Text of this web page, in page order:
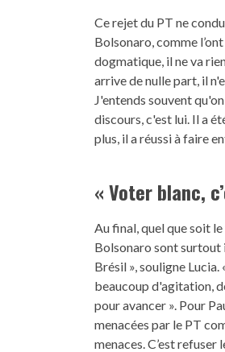
Ce rejet du PT ne
Bolsonaro, comme
dogmatique, il ne va
arrive de nulle part, il
J'entends souvent
discours, c'est lui. Il a
plus, il a réussi à faire
« Voter blanc,
Au final, quel que soit
Bolsonaro sont surtout
Brésil », souligne
beaucoup d'agitation,
pour avancer ». Pour
menacées par le PT
menaces. C’est refuser